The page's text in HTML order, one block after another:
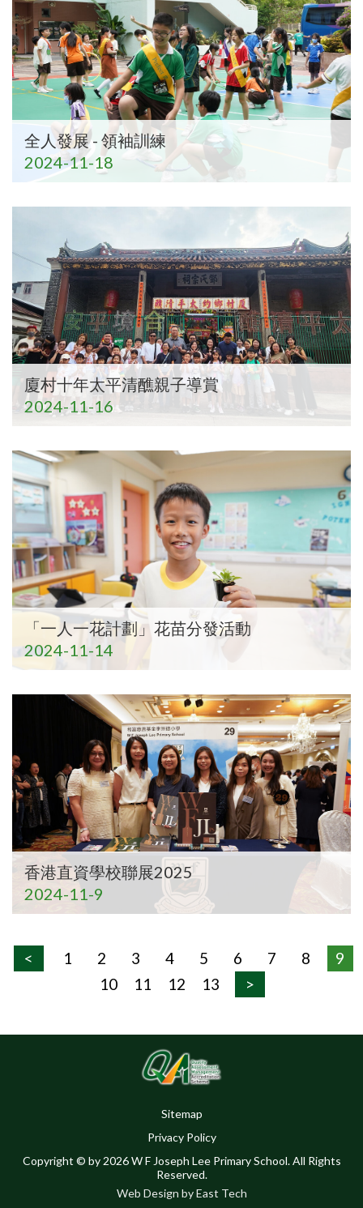
全人發展 - 領袖訓練
2024-11-18
廈村十年太平清醮親子導賞
2024-11-16
「一人一花計劃」花苗分發活動
2024-11-14
香港直資學校聯展2025
2024-11-9
< 1 2 3 4 5 6 7 8
9
10
11 12 13 >
Sitemap
Privacy Policy
Copyright © by 2026 W F Joseph Lee Primary School. All Rights
Reserved.
Web Design byEast Tech